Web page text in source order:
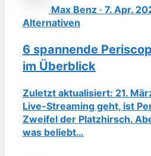
Max Benz · 7. Apr.
Alternativen
6 spannende
im Überblick
Zuletzt aktualisiert: 21.
Live-Streaming geht, ist
Zweifel der Platzhirsch.
was beliebt…